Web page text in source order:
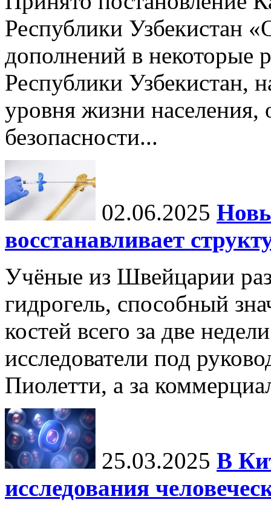
Республики Узбекистан
дополнений в некоторые
Республики Узбекистан,
уровня жизни населения,
безопасности...
02.06.2025
восстанавливает
Учёные из Швейцарии
гидрогель, способный
костей всего за две
исследователи под
Пиолетти, а за
25.03.2025 В
исследования